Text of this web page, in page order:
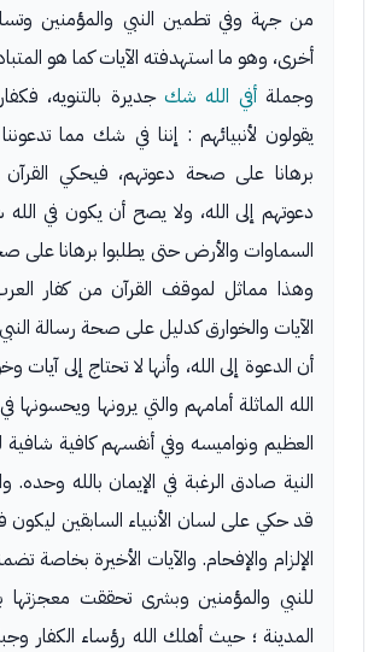
من جهة وفي تطمين النبي والمؤمنين
أخرى، وهو ما استهدفته الآيات كما هو
وجملةأفي الله شكجديرة بالتنويه،
يقولون لأنبيائهم : إننا في شك مما
برهانا على صحة دعوتهم، فيحكي القرآن
دعوتهم إلى الله، ولا يصح أن يكون في
السماوات والأرض حتى يطلبوا برهانا على
وهذا مماثل لموقف القرآن من كفار
الآيات والخوارق كدليل على صحة رسالة النبي
أن الدعوة إلى الله، وأنها لا تحتاج إلى آيات
الله الماثلة أمامهم والتي يرونها
العظيم ونواميسه وفي أنفسهم كافية
النية صادق الرغبة في الإيمان بالله وحده.
قد حكي على لسان الأنبياء السابقين ليكون
الإلزام والإفحام. والآيات الأخيرة بخاصة
للنبي والمؤمنين وبشرى تحققت معجزتها
المدينة ؛ حيث أهلك الله رؤساء الكفار